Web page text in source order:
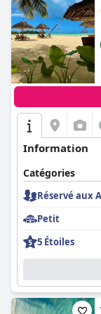
Information
Catégories
Réservé aux
Petit
5 Étoiles